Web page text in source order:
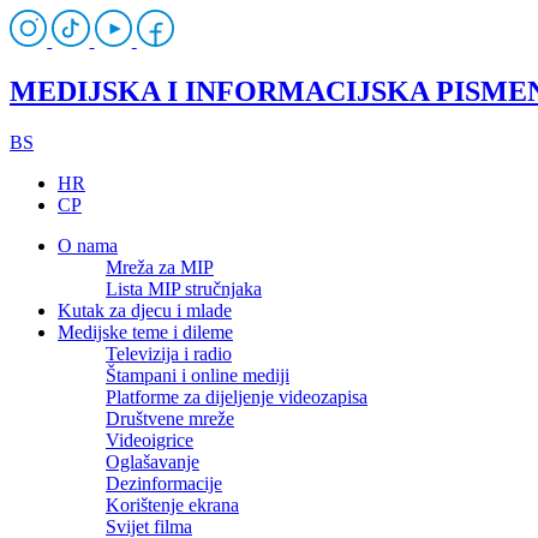
MEDIJSKA I INFORMACIJSKA
BS
HR
CP
O nama
Mreža za MIP
Lista MIP stručnjaka
Kutak za djecu i mlade
Medijske teme i dileme
Televizija i radio
Štampani i online mediji
Platforme za dijeljenje videozapisa
Društvene mreže
Videoigrice
Oglašavanje
Dezinformacije
Korištenje ekrana
Svijet filma